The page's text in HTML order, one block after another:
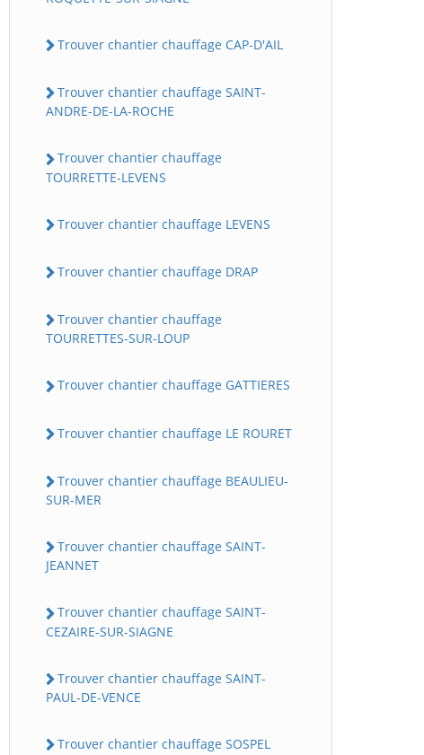
Trouver chantier chauffage CAP-D'AIL
Trouver chantier chauffage SAINT-
ANDRE-DE-LA-ROCHE
Trouver chantier chauffage
TOURRETTE-LEVENS
Trouver chantier chauffage LEVENS
Trouver chantier chauffage DRAP
Trouver chantier chauffage
TOURRETTES-SUR-LOUP
Trouver chantier chauffage GATTIERES
Trouver chantier chauffage LE ROURET
Trouver chantier chauffage BEAULIEU-
SUR-MER
Trouver chantier chauffage SAINT-
JEANNET
Trouver chantier chauffage SAINT-
CEZAIRE-SUR-SIAGNE
Trouver chantier chauffage SAINT-
PAUL-DE-VENCE
Trouver chantier chauffage SOSPEL